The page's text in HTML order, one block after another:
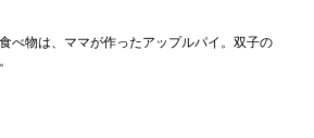
べ物は、ママが作ったアップルパイ。双子の